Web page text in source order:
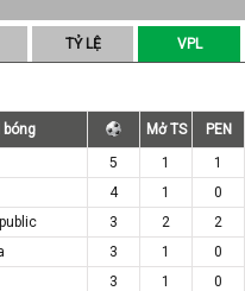
TỶ LỆ VPL
Mở TS
PEN
5 1
1
4 1
0
3 2
2
3 1
0
3 1
0